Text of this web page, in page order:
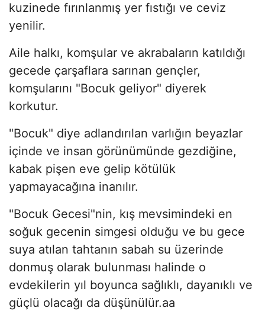
kuzinede fırınlanmış yer fıstığı ve ceviz
yenilir.
Aile halkı, komşular ve akrabaların katıldığı
gecede çarşaflara sarınan gençler,
komşularını "Bocuk geliyor" diyerek
korkutur.
"Bocuk" diye adlandırılan varlığın beyazlar
içinde ve insan görünümünde gezdiğine,
kabak pişen eve gelip kötülük
yapmayacağına inanılır.
"Bocuk Gecesi"nin, kış mevsimindeki en
soğuk gecenin simgesi olduğu ve bu gece
suya atılan tahtanın sabah su üzerinde
donmuş olarak bulunması halinde o
evdekilerin yıl boyunca sağlıklı, dayanıklı ve
güçlü olacağı da düşünülür.aa